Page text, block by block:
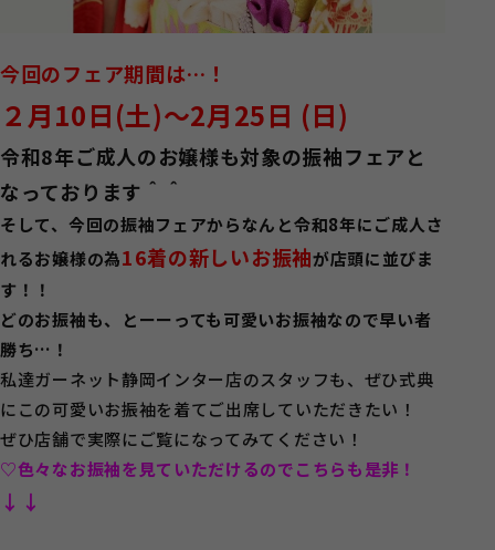
今回のフェア期間は…！
２月10日(土)～2月25日 (日)
令和8年ご成人のお嬢様も対象の振袖フェアと
なっております＾＾
そして、今回の振袖フェアからなんと令和8年にご成人さ
れるお嬢様の為16着の新しいお振袖が店頭に並びま
す！！
どのお振袖も、とーーっても可愛いお振袖なので早い者
勝ち…！
私達ガーネット静岡インター店のスタッフも、ぜひ式典
にこの可愛いお振袖を着てご出席していただきたい！
ぜひ店舗で実際にご覧になってみてください！
♡色々なお振袖を見ていただけるのでこちらも是非！
↓↓